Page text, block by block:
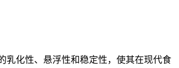
乳化性、悬浮性和稳定性，使其在现代食